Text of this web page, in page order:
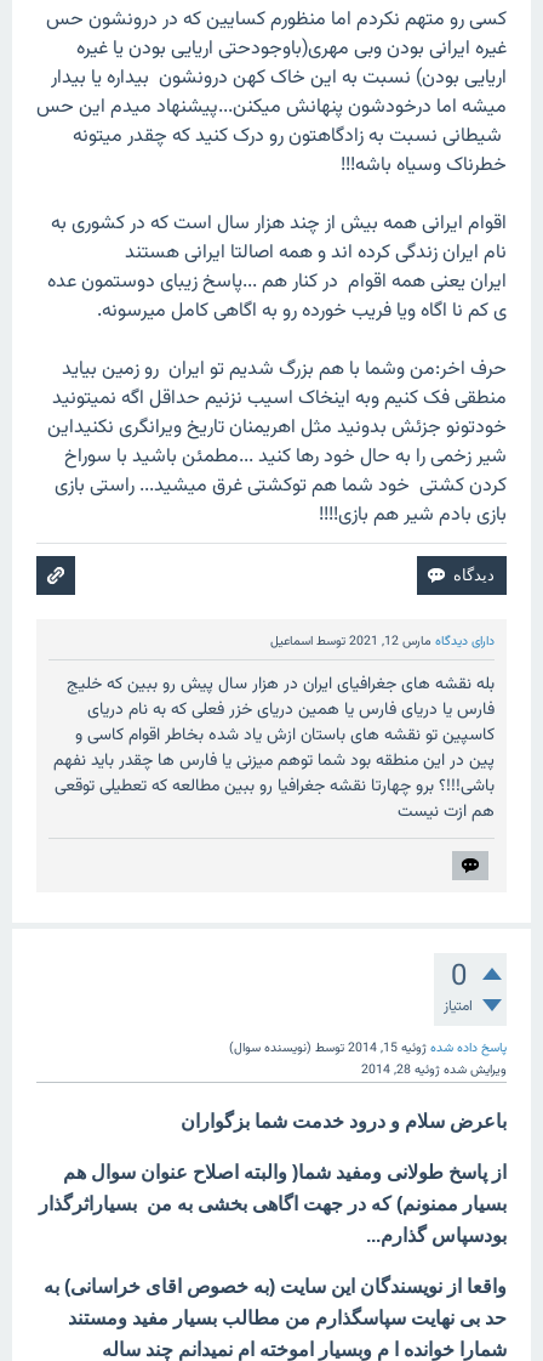
کسی رو متهم نکردم اما منظورم کسایین که در درونشون حس
غیره ایرانی بودن وبی مهری(باوجودحتی اریایی بودن یا غیره
اریایی بودن) نسبت به این خاک کهن درونشون بیداره یا بیدار
میشه اما درخودشون پنهانش میکنن...پیشنهاد میدم این حس
شیطانی نسبت به زادگاهتون رو درک کنید که چقدر میتونه
خطرناک وسیاه باشه!!!
اقوام ایرانی همه بیش از چند هزار سال است که در کشوری به
نام ایران زندگی کرده اند و همه اصالتا ایرانی هستند
ایران یعنی همه اقوام در کنار هم ...پاسخ زیبای دوستمون عده
ی کم نا اگاه ویا فریب خورده رو به اگاهی کامل میرسونه.
حرف اخر:من وشما با هم بزرگ شدیم تو ایران رو زمین بیاید
منطقی فک کنیم وبه اینخاک اسیب نزنیم حداقل اگه نمیتونید
خودتونو جزئش بدونید مثل اهریمنان تاریخ ویرانگری نکنیداین
شیر زخمی را به حال خود رها کنید ...مطمئن باشید با سوراخ
کردن کشتی خود شما هم توکشتی غرق میشید... راستی بازی
بازی بادم شیر هم بازی!!!!
دارای دیدگاه مارس 12, 2021 توسطاسماعیل
بله نقشه های جغرافیای ایران در هزار سال پیش رو ببین که خلیج
فارس یا دریای فارس یا همین دریای خزر فعلی که به نام دریای
کاسپین تو نقشه های باستان ازش یاد شده بخاطر اقوام کاسی و
پین در این منطقه بود شما توهم میزنی یا فارس ها چقدر باید نفهم
باشی!!!؟ برو چهارتا نقشه جغرافیا رو ببین مطالعه که تعطیلی توقعی
هم ازت نیست
0
امتیاز
پاسخ داده شدهژوئیه 15, 2014 توسط (نویسنده سوال)
ویرایش شدهژوئیه 28, 2014
باعرض سلام و درود خدمت شما بزگواران
از پاسخ طولانی ومفید شما( والبته اصلاح عنوان سوال هم
بسیار ممنونم) که در جهت اگاهی بخشی به من بسیاراثرگذار
بودسپاس گذارم...
واقعا از نویسندگان این سایت (به خصوص اقای خراسانی) به
حد بی نهایت سپاسگذارم من مطالب بسیار مفید ومستند
شمارا خوانده ا م وبسیار اموخته ام نمیدانم چند ساله